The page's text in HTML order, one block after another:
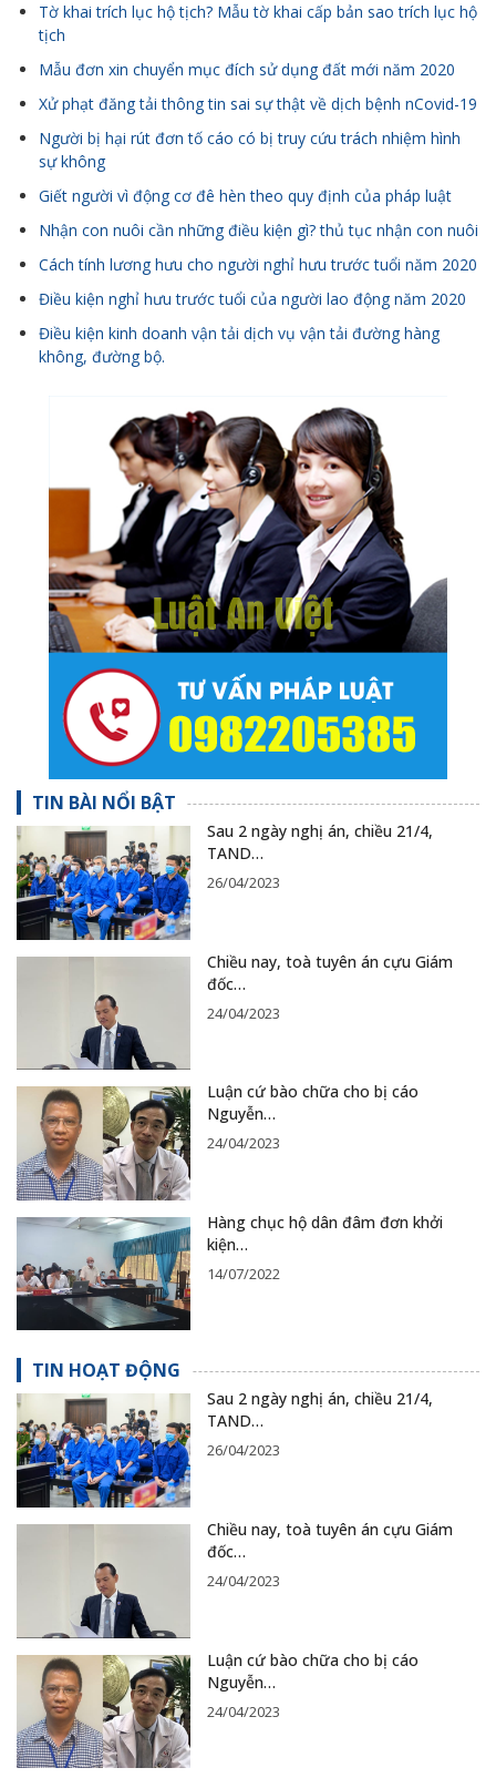
Tờ khai trích lục hộ tịch? Mẫu tờ khai cấp bản sao trích lục hộ
tịch
Mẫu đơn xin chuyển mục đích sử dụng đất mới năm 2020
Xử phạt đăng tải thông tin sai sự thật về dịch bệnh nCovid-19
Người bị hại rút đơn tố cáo có bị truy cứu trách nhiệm hình
sự không
Giết người vì động cơ đê hèn theo quy định của pháp luật
Nhận con nuôi cần những điều kiện gì? thủ tục nhận con nuôi
Cách tính lương hưu cho người nghỉ hưu trước tuổi năm 2020
Điều kiện nghỉ hưu trước tuổi của người lao động năm 2020
Điều kiện kinh doanh vận tải dịch vụ vận tải đường hàng
không, đường bộ.
TIN BÀI NỔI BẬT
Sau 2 ngày nghị án, chiều 21/4,
TAND…
26/04/2023
Chiều nay, toà tuyên án cựu Giám
đốc…
24/04/2023
Luận cứ bào chữa cho bị cáo
Nguyễn…
24/04/2023
Hàng chục hộ dân đâm đơn khởi
kiện…
14/07/2022
TIN HOẠT ĐỘNG
Sau 2 ngày nghị án, chiều 21/4,
TAND…
26/04/2023
Chiều nay, toà tuyên án cựu Giám
đốc…
24/04/2023
Luận cứ bào chữa cho bị cáo
Nguyễn…
24/04/2023